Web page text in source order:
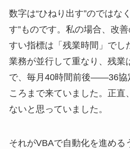
数字は“ひねり出す”のではな
す”ものです。私の場合、改
すい指標は「残業時間」でし
業務が並行して重なり、残業
で、毎月40時間前後——36協
ころまで来ていました。正直
ないと思っていました。
それがVBAで自動化を進める